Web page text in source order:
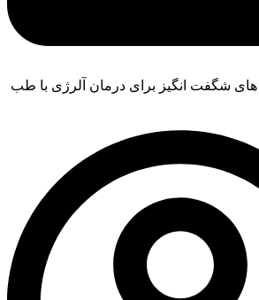
های شگفت انگیز برای درمان آلرژی با طب